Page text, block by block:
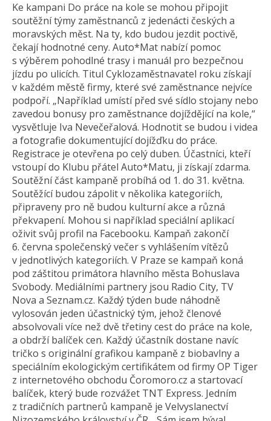
Ke kampani Do práce na kole se mohou připojit
soutěžní týmy zaměstnanců z jedenácti českých a
moravských měst. Na ty, kdo budou jezdit poctivě,
čekají hodnotné ceny. Auto*Mat nabízí pomoc
s výběrem pohodlné trasy i manuál pro bezpečnou
jízdu po ulicích. Titul Cyklozaměstnavatel roku získají
v každém městě firmy, které své zaměstnance nejvíce
podpoří. „Například umístí před své sídlo stojany nebo
zavedou bonusy pro zaměstnance dojíždějící na kole,“
vysvětluje Iva Nevečeřalová. Hodnotit se budou i videa
a fotografie dokumentující dojížďku do práce.
Registrace je otevřena po celý duben. Účastníci, kteří
vstoupí do Klubu přátel Auto*Matu, ji získají zdarma.
Soutěžní část kampaně probíhá od 1. do 31. května.
Soutěžící budou zápolit v několika kategoriích,
připraveny pro ně budou kulturní akce a různá
překvapení. Mohou si například speciální aplikací
oživit svůj profil na Facebooku. Kampaň zakončí
6. června společenský večer s vyhlášením vítězů
v jednotlivých kategoriích. V Praze se kampaň koná
pod záštitou primátora hlavního města Bohuslava
Svobody. Mediálními partnery jsou Radio City, TV
Nova a Seznam.cz. Každý týden bude náhodně
vylosován jeden účastnický tým, jehož členové
absolvovali více než dvě třetiny cest do práce na kole,
a obdrží balíček cen. Každý účastník dostane navíc
tričko s originální grafikou kampaně z biobavlny a
speciálním ekologickým certifikátem od firmy OP Tiger
z internetového obchodu Čoromoro.cz a startovací
balíček, který bude rozvážet TNT Express. Jedním
z tradičních partnerů kampaně je Velvyslanectví